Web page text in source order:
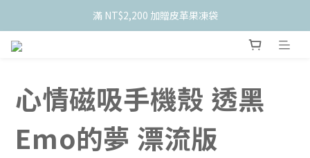
    新會員限定！加入官網會員現折 $50
滿 NT$2,200 加贈皮革果凍袋
心情磁吸手機殼 透黑
Emo的夢 漂流版